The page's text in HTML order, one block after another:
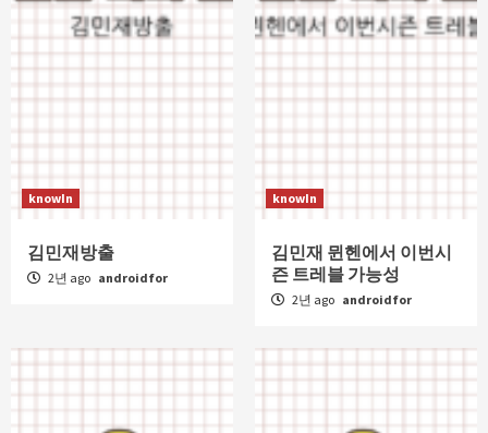
knowIn
김민재방출
2년 ago androidfor
knowIn
김민재 뮌헨에서 이번시
즌 트레블 가능성
2년 ago androidfor